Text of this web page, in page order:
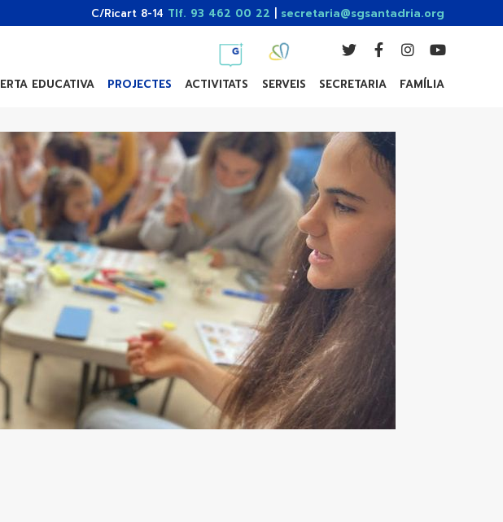
C/Ricart 8-14 Tlf. 93 462 00 22 secretaria@sgsantadria.org
EDUCATIVA PROJECTES ACTIVITATS SERVEIS SECRETARIA FAMÍLIA